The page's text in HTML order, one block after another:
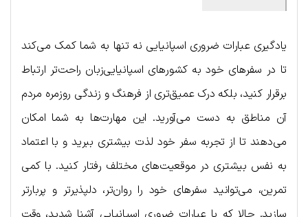
یادگیری عبارات ضروری اسپانیایی نه تنها به شما کمک می‌کند
تا در سفرهای خود به کشورهای اسپانیایی‌زبان راحت‌تر ارتباط
برقرار کنید، بلکه درک عمیق‌تری از فرهنگ و زندگی روزمره مردم
آن مناطق به دست می‌آورید. این مهارت‌ها به شما امکان
می‌دهند تا از تجربه سفر خود لذت بیشتری ببرید و با اعتماد
به نفس بیشتری در موقعیت‌های مختلف رفتار کنید. با کمی
تمرین، می‌توانید سفرهای خود را روان‌تر، دلپذیرتر و پربارتر